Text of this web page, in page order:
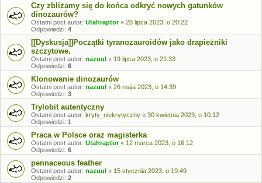
Czy zbliżamy się do końca odkryć nowych gatunków
dinozaurów?
Ostatni post autor: Utahraptor« 28 lipca 2023, o 20:22
Odpowiedzi: 4
[[Dyskusja]]Początki tyranozauroidów jako drapieżniki
szczytowe.
Ostatni post autor: nazuul « 19 lipca 2023, o 21:33
Odpowiedzi: 6
Klonowanie dinozaurów
Ostatni post autor: nazuul « 26 maja 2023, o 14:39
Odpowiedzi: 3
Trylobit autentyczny
Ostatni post autor: kryty_niekrytyczny « 30 kwietnia 2023, o 10:12
Odpowiedzi: 1
Praca w Polsce oraz magisterka
Ostatni post autor: Utahraptor« 12 marca 2023, o 16:12
Odpowiedzi: 6
pennaceous feather
Ostatni post autor: nazuul « 15 stycznia 2023, o 19:49
Odpowiedzi: 2